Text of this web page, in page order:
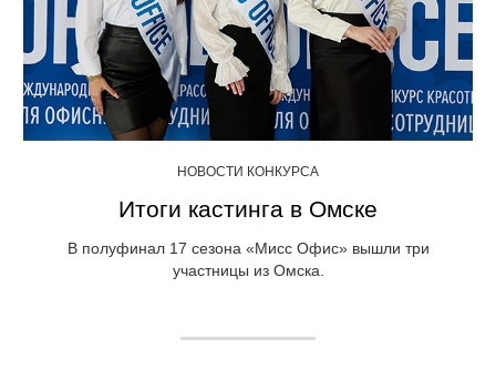
НОВОСТИ КОНКУРСА
Итоги кастинга в Омске
В полуфинал 17 сезона «Мисс Офис» вышли три
участницы из Омска.